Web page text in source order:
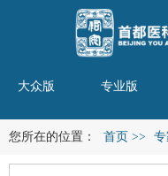
大众版 专业版
您所在的位置： 首页 >>